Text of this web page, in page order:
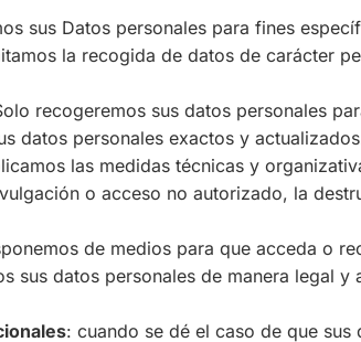
sus Datos personales para fines
la recogida de datos de carácter
recogeremos sus datos personales
datos personales exactos y
las medidas técnicas y
o acceso no autorizado, la
de medios para que acceda o
sus datos personales de manera legal
: cuando se dé el caso de que